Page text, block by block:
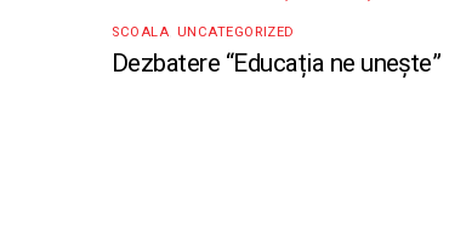
SCOALA UNCATEGORIZED
Dezbatere “Educația ne unește”